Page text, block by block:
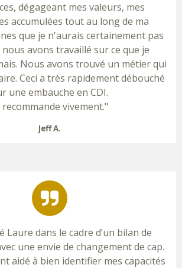
dégageant mes valeurs, mes
accumulées tout au long de ma
que je n'aurais certainement pas
avons travaillé sur ce que je
Nous avons trouvé un métier qui
Ceci a très rapidement débouché
une embauche en CDI.
recommande vivement."
Jeff A.
Laure dans le cadre d’un bilan de
une envie de changement de cap.
aidé à bien identifier mes capacités